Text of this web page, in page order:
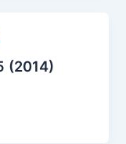
(2014)